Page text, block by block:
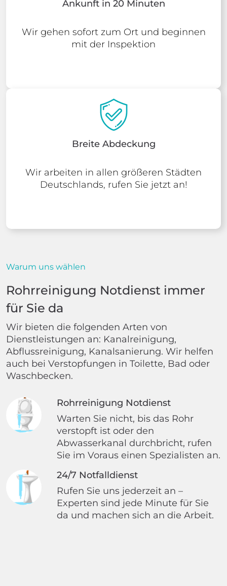
Ankunft in 20 Minuten
Wir gehen sofort zum Ort und beginnen
mit der Inspektion
Breite Abdeckung
Wir arbeiten in allen größeren Städten
Deutschlands, rufen Sie jetzt an!
Warum uns wählen
Rohrreinigung Notdienst immer
für Sie da
Wir bieten die folgenden Arten von
Dienstleistungen an: Kanalreinigung,
Abflussreinigung, Kanalsanierung. Wir helfen
auch bei Verstopfungen in Toilette, Bad oder
Waschbecken.
Rohrreinigung Notdienst
Warten Sie nicht, bis das Rohr
verstopft ist oder den
Abwasserkanal durchbricht, rufen
Sie im Voraus einen Spezialisten an.
24/7 Notfalldienst
Rufen Sie uns jederzeit an –
Experten sind jede Minute für Sie
da und machen sich an die Arbeit.